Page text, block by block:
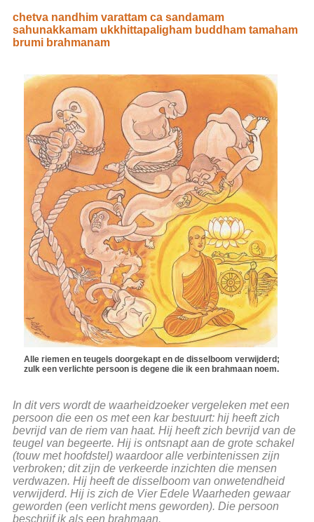
chetva nandhim varattam ca sandamam
sahunakkamam ukkhittapaligham buddham tamaham
brumi brahmanam
Alle riemen en teugels doorgekapt en de disselboom verwijderd;
zulk een verlichte persoon is degene die ik een brahmaan noem.
In dit vers wordt de waarheidzoeker vergeleken met een
persoon die een os met een kar bestuurt: hij heeft zich
bevrijd van de riem van haat. Hij heeft zich bevrijd van de
teugel van begeerte. Hij is ontsnapt aan de grote schakel
(touw met hoofdstel) waardoor alle verbintenissen zijn
verbroken; dit zijn de verkeerde inzichten die mensen
verdwazen. Hij heeft de disselboom van onwetendheid
verwijderd. Hij is zich de Vier Edele Waarheden gewaar
geworden (een verlicht mens geworden). Die persoon
beschrijf ik als een brahmaan.